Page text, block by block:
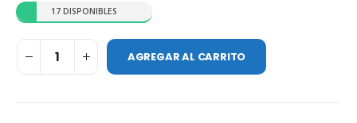
17 DISPONIBLES
AGREGAR AL CARRITO